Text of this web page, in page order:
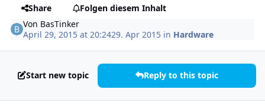
Share
Folgen diesem Inhalt
Von BasTinker
April 29, 2015 at 20:2429. Apr 2015 in Hardware
Start new topic Reply to this topic